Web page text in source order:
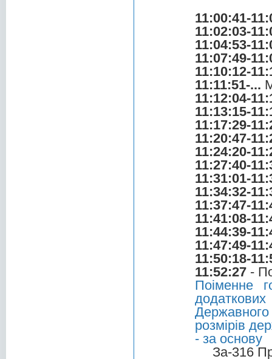
11:00:41-
11:02:03-
11:04:53-
11:07:49-
11:10:12-
11:11:51-...
11:12:04-
11:13:15-
11:17:29-
11:20:47-
11:24:20-
11:27:40-
11:31:01-
11:34:32-
11:37:47-
11:41:08-
11:44:39-
11:47:49-
11:50:18-
11:52:27 -
Поіменне
розмірів
- за основу
За-316